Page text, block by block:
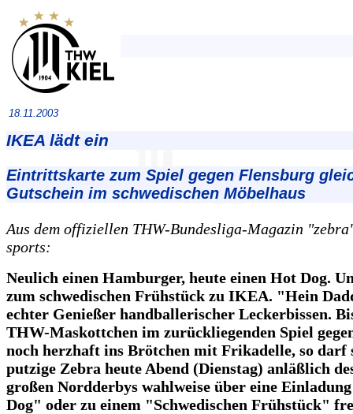
18.11.2003
IKEA lädt ein
Eintrittskarte zum Spiel gegen Flensburg
Gutschein im schwedischen Möbelhaus
Aus dem offiziellen THW-Bundesliga-Magazin
sports:
Neulich einen Hamburger, heute einen Hot Dog.
zum schwedischen Frühstück zu IKEA. "Hein
echter Genießer handballerischer Leckerbissen.
THW-Maskottchen im zurückliegenden Spiel
noch herzhaft ins Brötchen mit Frikadelle, so darf
putzige Zebra heute Abend (Dienstag) anläßlich
großen Nordderbys wahlweise über eine
Dog" oder zu einem "Schwedischen Frühstück"